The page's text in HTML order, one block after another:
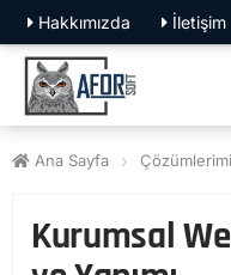
Hakkımızda İletişim
Ana Sayfa
Kurumsal